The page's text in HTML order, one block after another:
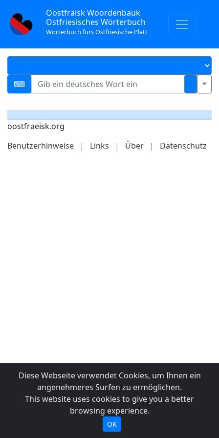
Oostfräisk Woordenbauk
Ostfriesisches Wörterbuch
Wörterbuch fürs Ostfriesische Platt
oostfraeisk.org
Benutzerhinweise
| Links | Über | Datenschutz
Diese Webseite verwendet Cookies, um Ihnen ein
angenehmeres Surfen zu ermöglichen.
This website uses cookies to give you a better
browsing experience.
OK